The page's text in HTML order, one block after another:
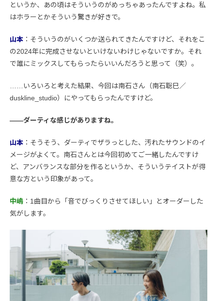
というか、あの頃はそういうのがめっちゃあったんですよね。私
はホラーとかそういう驚きが好きで。
山本 ：そういうのがいくつか送られてきたんですけど、それをこ
の2024年に完成させないといけないわけじゃないですか。それ
で誰にミックスしてもらったらいいんだろうと思って（笑）。
……いろいろと考えた結果、今回は南石さん（南石聡巳／
duskline_studio）にやってもらったんですけど。
――ダーティな感じがありますね。
山本 ：そうそう、ダーティでザラっとした、汚れたサウンドのイ
メージがよくて。南石さんとは今回初めてご一緒したんですけ
ど、アンバランスな部分を作るというか、そういうテイストが得
意な方という印象があって。
中嶋 ：1曲目から「音でびっくりさせてほしい」とオーダーした
気がします。